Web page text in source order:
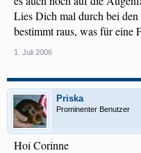
Lies Dich mal durch bei
bestimmt raus, was für eine
1. Juli 2006
Priska
Prominenter Benutzer
Hoi Corinne